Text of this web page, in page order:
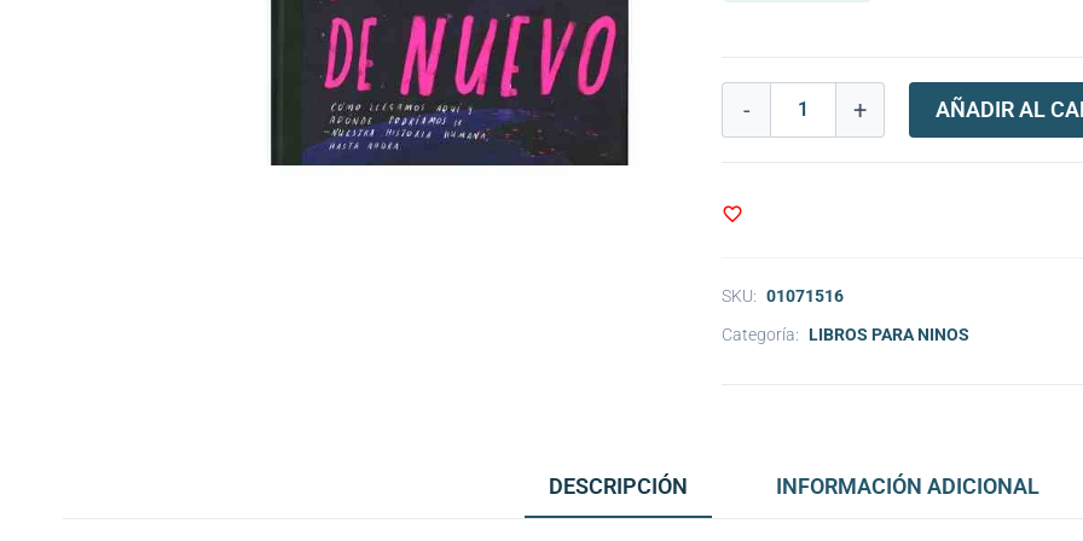
- + AÑADIR AL
SKU: 01071516
Categoría: LIBROS PARA NINOS
DESCRIPCIÓN INFORMACIÓN ADICIONAL